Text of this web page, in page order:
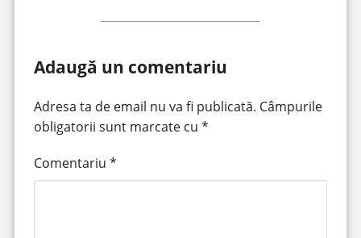
Adaugă un comentariu
Adresa ta de email nu va fi publicată. Câmpurile
obligatorii sunt marcate cu *
Comentariu *